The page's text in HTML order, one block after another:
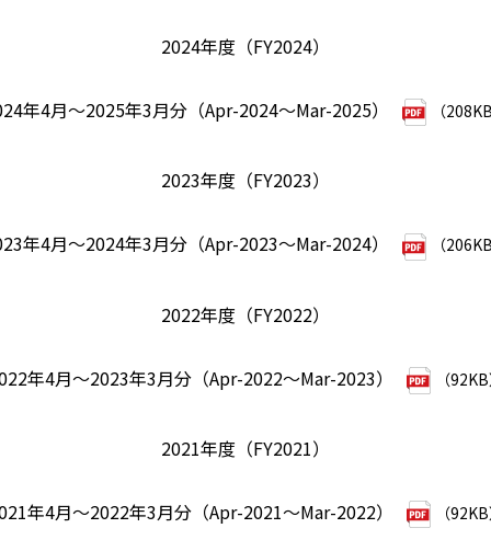
2024年度（FY2024）
年4月～2025年3月分（Apr-2024～Mar-2025） （
2023年度（FY2023）
年4月～2024年3月分（Apr-2023～Mar-2024） （
2022年度（FY2022）
年4月～2023年3月分（Apr-2022～Mar-2023） （
2021年度（FY2021）
年4月～2022年3月分（Apr-2021～Mar-2022） （